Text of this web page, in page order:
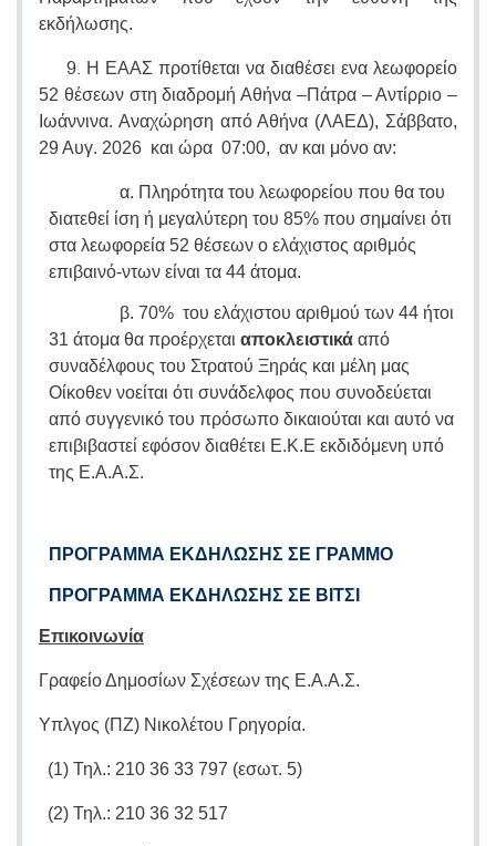
εκδήλωσης.
9. Η ΕΑΑΣ προτίθεται να διαθέσει ενα λεωφορείο
52 θέσεων στη διαδρομή Αθήνα –Πάτρα – Αντίρριο –
Ιωάννινα. Αναχώρηση από Αθήνα (ΛΑΕΔ), Σάββατο,
29 Αυγ. 2026 και ώρα 07:00, αν και μόνο αν:
α. Πληρότητα του λεωφορείου που θα του
διατεθεί ίση ή μεγαλύτερη του 85% που σημαίνει ότι
στα λεωφορεία 52 θέσεων ο ελάχιστος αριθμός
επιβαινό-ντων είναι τα 44 άτομα.
β. 70% του ελάχιστου αριθμού των 44 ήτοι
31 άτομα θα προέρχεται αποκλειστικά από
συναδέλφους του Στρατού Ξηράς και μέλη μας
Οίκοθεν νοείται ότι συνάδελφος που συνοδεύεται
από συγγενικό του πρόσωπο δικαιούται και αυτό να
επιβιβαστεί εφόσον διαθέτει Ε.Κ.Ε εκδιδόμενη υπό
της Ε.Α.Α.Σ.
ΠΡΟΓΡΑΜΜΑ ΕΚΔΗΛΩΣΗΣ ΣΕ ΓΡΑΜΜΟ
ΠΡΟΓΡΑΜΜΑ ΕΚΔΗΛΩΣΗΣ ΣΕ ΒΙΤΣΙ
Επικοινωνία
Γραφείο Δημοσίων Σχέσεων της Ε.Α.Α.Σ.
Υπλγος (ΠΖ) Νικολέτου Γρηγορία.
(1) Τηλ.: 210 36 33 797 (εσωτ. 5)
(2) Τηλ.: 210 36 32 517